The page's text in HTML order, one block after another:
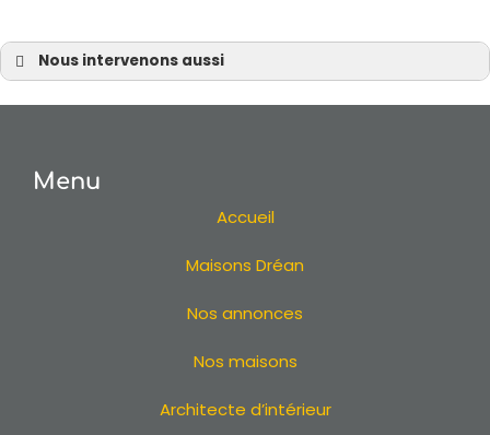
Nous intervenons aussi
Maison sur mesure Sautron
Maison sur mesure Vertou
Maison sur mesure 44
Maison sur mesure La Baule
Maison sur mesure La Turballe
Maison sur mesure Pornichet
Menu
Accueil
Maisons Dréan
Nos annonces
Nos maisons
Architecte d’intérieur